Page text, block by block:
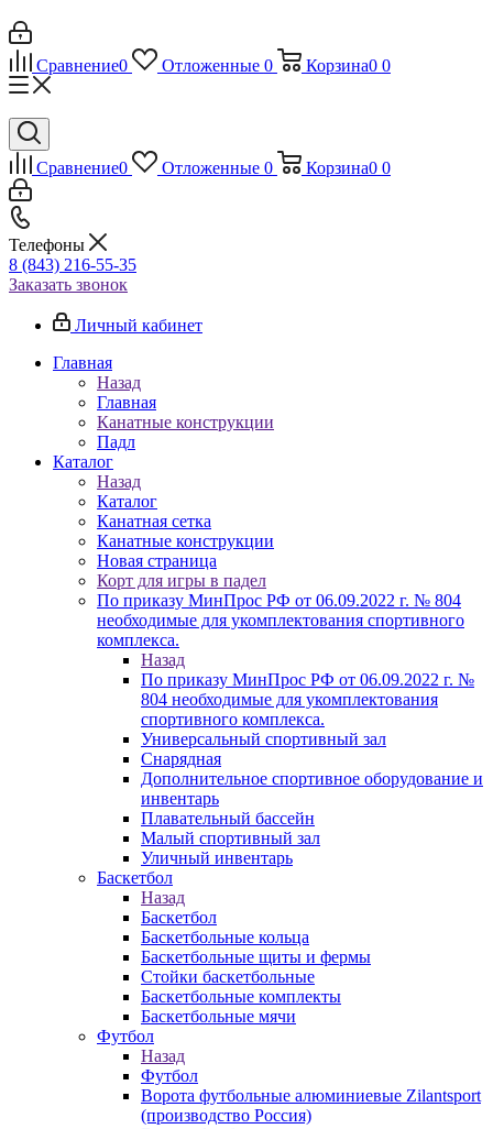
Сравнение0 Отложенные 0 Корзина0 0
Сравнение0 Отложенные 0 Корзина0 0
Телефоны
8 (843) 216-55-35
Заказать звонок
Личный кабинет
Главная
Назад
Главная
Канатные конструкции
Падл
Каталог
Назад
Каталог
Канатная сетка
Канатные конструкции
Новая страница
Корт для игры в падел
По приказу МинПрос РФ от 06.09.2022 г. № 804
необходимые для укомплектования спортивного
комплекса.
Назад
По приказу МинПрос РФ от 06.09.2022 г. №
804 необходимые для укомплектования
спортивного комплекса.
Универсальный спортивный зал
Снарядная
Дополнительное спортивное оборудование и
инвентарь
Плавательный бассейн
Малый спортивный зал
Уличный инвентарь
Баскетбол
Назад
Баскетбол
Баскетбольные кольца
Баскетбольные щиты и фермы
Стойки баскетбольные
Баскетбольные комплекты
Баскетбольные мячи
Футбол
Назад
Футбол
Ворота футбольные алюминиевые Zilantsport
(производство Россия)